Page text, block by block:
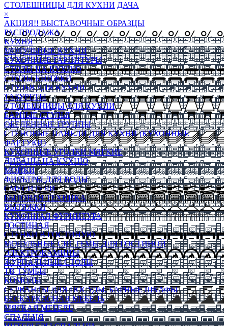
СТОЛЕШНИЦЫ ДЛЯ КУХНИ ДАЧА
×
АКЦИЯ!! ВЫСТАВОЧНЫЕ ОБРАЗЦЫ
РАСПРОДАЖА
КУХНЯ
МОДУЛЬНЫЕ КУХНИ
КУХОННЫЕ ГАРНИТУРЫ
СТОЛЫ НА КУХНЮ
СТОЛЫ КНИЖКИ
СТУЛЬЯ ДЛЯ КУХНИ
ТАБУРЕТЫ
СТОЛЕШНИЦЫ ДЛЯ КУХНИ
БАРНЫЕ СТУЛЬЯ
ОБЕДЕННЫЕ ГРУППЫ
СТЕНОВЫЕ ПАНЕЛИ ДЛЯ КУХНИ (КУХОННЫЕ
ФАРТУКИ)
КУХОННЫЕ УГОЛКИ МЯГКИЕ
ДИВАНЫ НА КУХНЮ
МОЙКИ
ФИЛЬТРЫ ДЛЯ ВОДЫ
СМЕСИТЕЛИ
БЫТОВАЯ ТЕХНИКА
ВЫТЯЖКИ
КУХОННАЯ ФУРНИТУРА
ГОСТИНАЯ
СТЕНКИ В ГОСТИНУЮ
МОДУЛЬНЫЕ СИСТЕМЫ ДЛЯ ГОСТИНОЙ
ЭЛЕКТРОКАМИНЫ
ЖУРНАЛЬНЫЕ СТОЛЫ
ТВ ТУМБЫ
КОМОДЫ
СЕРВАНТЫ ДЛЯ ПОСУДЫ, БАРНЫЕ ШКАФЫ
БЕСКАРКАСНАЯ МЕБЕЛЬ
МЯГКАЯ МЕБЕЛЬ
СПАЛЬНЯ